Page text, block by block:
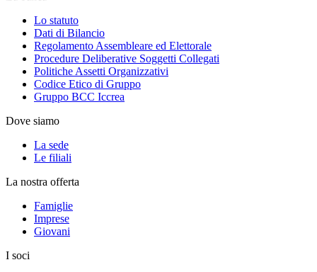
Lo statuto
Dati di Bilancio
Regolamento Assembleare ed Elettorale
Procedure Deliberative Soggetti Collegati
Politiche Assetti Organizzativi
Codice Etico di Gruppo
Gruppo BCC Iccrea
Dove siamo
La sede
Le filiali
La nostra offerta
Famiglie
Imprese
Giovani
I soci